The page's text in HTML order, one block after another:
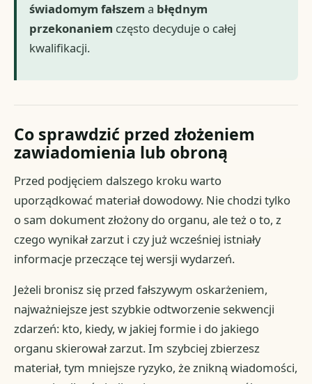
świadomym fałszem a błędnym
przekonaniem często decyduje o całej
kwalifikacji.
Co sprawdzić przed złożeniem
zawiadomienia lub obroną
Przed podjęciem dalszego kroku warto
uporządkować materiał dowodowy. Nie chodzi tylko
o sam dokument złożony do organu, ale też o to, z
czego wynikał zarzut i czy już wcześniej istniały
informacje przeczące tej wersji wydarzeń.
Jeżeli bronisz się przed fałszywym oskarżeniem,
najważniejsze jest szybkie odtworzenie sekwencji
zdarzeń: kto, kiedy, w jakiej formie i do jakiego
organu skierował zarzut. Im szybciej zbierzesz
materiał, tym mniejsze ryzyko, że znikną wiadomości,